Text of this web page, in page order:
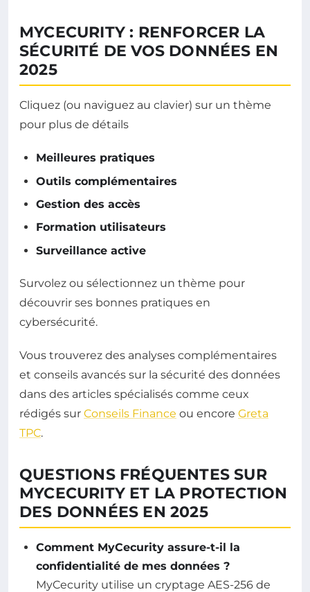
MYCECURITY : RENFORCER LA
SÉCURITÉ DE VOS DONNÉES EN
2025
Cliquez (ou naviguez au clavier) sur un thème
pour plus de détails
Meilleures pratiques
Outils complémentaires
Gestion des accès
Formation utilisateurs
Surveillance activeCliquez pour afficher plus
Survolez ou sélectionnez un thème pour
découvrir ses bonnes pratiques en
cybersécurité.
Vous trouverez des analyses complémentaires
et conseils avancés sur la sécurité des données
dans des articles spécialisés comme ceux
rédigés sur Conseils Finance ou encore Greta
TPC.
QUESTIONS FRÉQUENTES SUR
MYCECURITY ET LA PROTECTION
DES DONNÉES EN 2025
Comment MyCecurity assure-t-il la
confidentialité de mes données ?
MyCecurity utilise un cryptage AES-256 de